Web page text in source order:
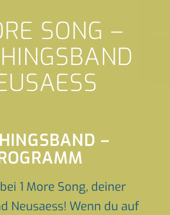
SONG –
–
1 More Song, deiner
Neusaess! Wenn du auf